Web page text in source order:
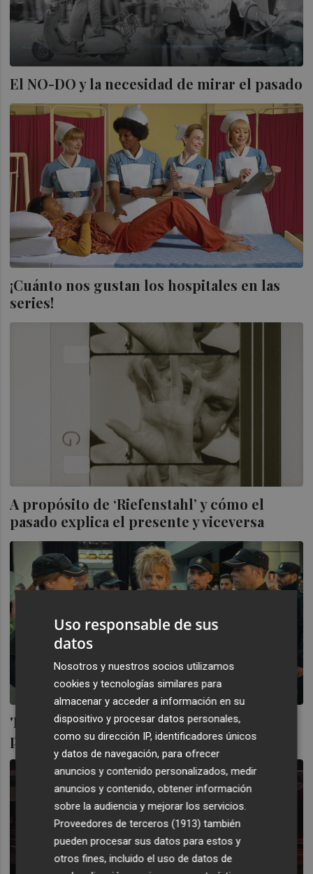
El NO-DO y la necesidad de mirar el pasado
¡Cuánto nos gustan los hospitales en las
series!
A propósito de ‘Riefenstahl’ y cómo el
pasado explica el presente y viceversa
'Furia': señoras que perdieron las formas
pero no la razón
Uso responsable de sus
datos
Nosotros y nuestros socios utilizamos
cookies y tecnologías similares para
almacenar y acceder a información en su
dispositivo y procesar datos personales,
como su dirección IP, identificadores únicos
y datos de navegación, para ofrecer
anuncios y contenido personalizados, medir
anuncios y contenido, obtener información
sobre la audiencia y mejorar los servicios.
Proveedores de terceros (1913) también
pueden procesar sus datos para estos y
otros fines, incluido el uso de datos de